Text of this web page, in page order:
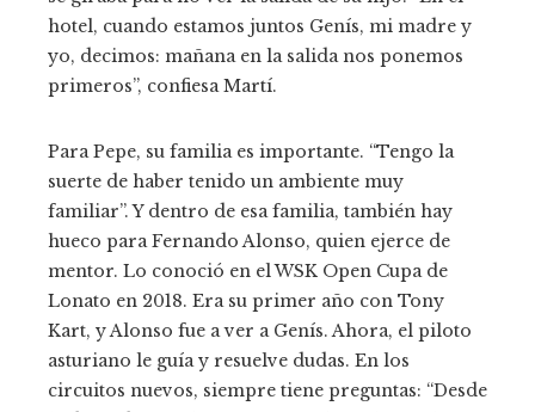
hotel, cuando estamos juntos Genís, mi madre y
yo, decimos: mañana en la salida nos ponemos
primeros”, confiesa Martí.
Para Pepe, su familia es importante. “Tengo la
suerte de haber tenido un ambiente muy
familiar”. Y dentro de esa familia, también hay
hueco para Fernando Alonso, quien ejerce de
mentor. Lo conoció en el WSK Open Cupa de
Lonato en 2018. Era su primer año con Tony
Kart, y Alonso fue a ver a Genís. Ahora, el piloto
asturiano le guía y resuelve dudas. En los
circuitos nuevos, siempre tiene preguntas: “Desde